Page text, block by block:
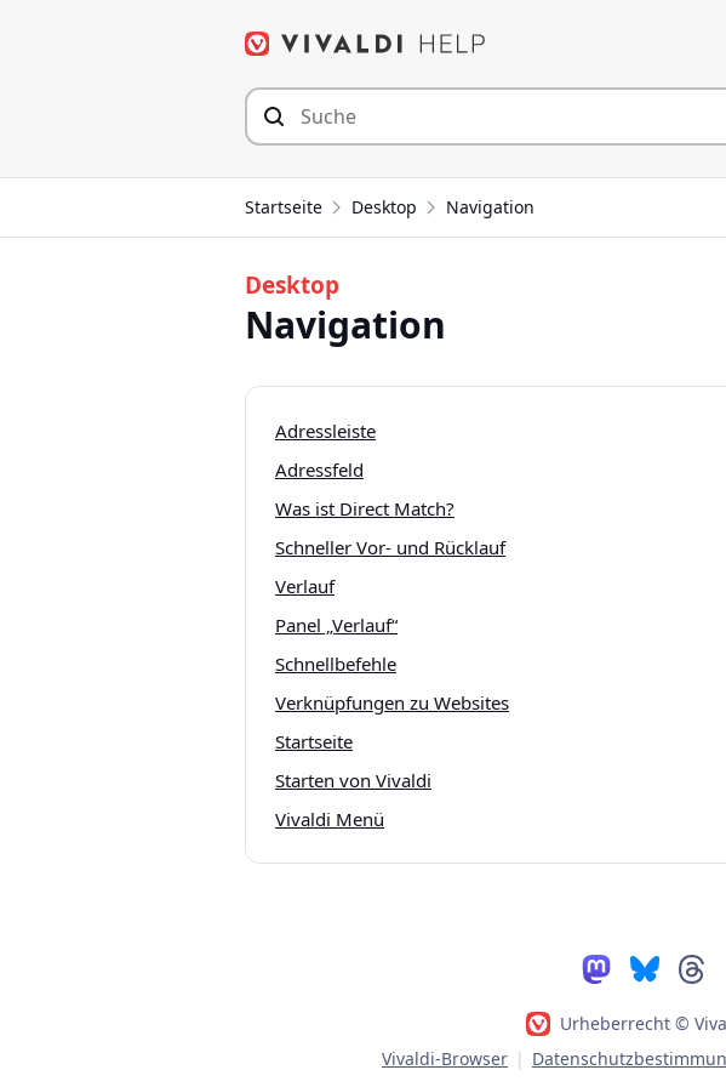
Startseite Desktop Navigation
Desktop
Navigation
Adressleiste
Adressfeld
Was ist Direct Match?
Schneller Vor- und Rücklauf
Verlauf
Panel „Verlauf“
Schnellbefehle
Verknüpfungen zu Websites
Startseite
Starten von Vivaldi
Vivaldi Menü
Urheberrecht ©
Vivaldi-Browser |